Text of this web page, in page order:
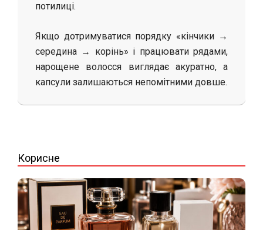
потилиці.
Якщо дотримуватися порядку «кінчики →
середина → корінь» і працювати рядами,
нарощене волосся виглядає акуратно, а
капсули залишаються непомітними довше.
2026-
Корисне